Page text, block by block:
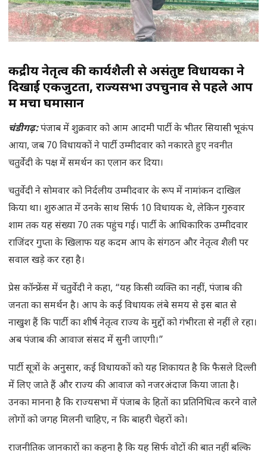
केंद्रीय नेतृत्व की कार्यशैली से असंतुष्ट विधायकों ने
दिखाई एकजुटता, राज्यसभा उपचुनाव से पहले आप
में मचा घमासान
चंडीगढ़:पंजाब में शुक्रवार को आम आदमी पार्टी के भीतर सियासी भूकंप
आया, जब 70 विधायकों ने पार्टी उम्मीदवार को नकारते हुए नवनीत
चतुर्वेदी के पक्ष में समर्थन का एलान कर दिया।
चतुर्वेदी ने सोमवार को निर्दलीय उम्मीदवार के रूप में नामांकन दाखिल
किया था। शुरुआत में उनके साथ सिर्फ 10 विधायक थे, लेकिन गुरुवार
शाम तक यह संख्या 70 तक पहुंच गई। पार्टी के आधिकारिक उम्मीदवार
राजिंदर गुप्ता के खिलाफ यह कदम आप के संगठन और नेतृत्व शैली पर
सवाल खड़े कर रहा है।
प्रेस कॉन्फ्रेंस में चतुर्वेदी ने कहा, “यह किसी व्यक्ति का नहीं, पंजाब की
जनता का समर्थन है। आप के कई विधायक लंबे समय से इस बात से
नाखुश हैं कि पार्टी का शीर्ष नेतृत्व राज्य के मुद्दों को गंभीरता से नहीं ले रहा।
अब पंजाब की आवाज संसद में सुनी जाएगी।”
पार्टी सूत्रों के अनुसार, कई विधायकों को यह शिकायत है कि फैसले दिल्ली
में लिए जाते हैं और राज्य की आवाज को नजरअंदाज किया जाता है।
उनका मानना है कि राज्यसभा में पंजाब के हितों का प्रतिनिधित्व करने वाले
लोगों को जगह मिलनी चाहिए, न कि बाहरी चेहरों को।
राजनीतिक जानकारों का कहना है कि यह सिर्फ वोटों की बात नहीं बल्कि